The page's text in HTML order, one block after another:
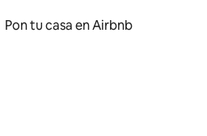
Pon tu casa en Airbnb